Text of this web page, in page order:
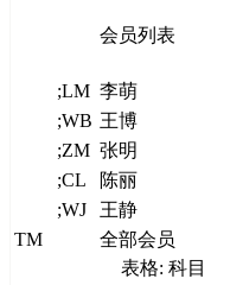
会员列表
;LM 李萌
;WB 王博
;ZM 张明
;CL
陈丽
;WJ
王静
TM
全部会员
表格: 科目